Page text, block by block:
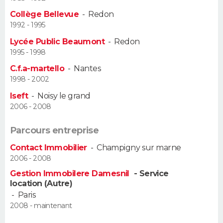
Alimentation
Guide de la santé
Maladies
Médicaments
Sommeil
VOYAGE
Destinations
City break
Voyage nature
Voyage de noces
Forum
Climat
+
PHOTO
GUIDES D'ACHAT
BONS PLANS
Carte de Noël
Carte Bonne année
Carte Saint-Valentin
Carte Pâques
Carte d'anniversaire
Dictionnaire
Biographies
Citations
Expressions
Proverbes
PROGRAMME TV
COPAINS D'AVANT
S'inscrire
Se connecter
Lycées
Collèges
Primaires
Universités
Entreprises
Service militaire
Avis de recherche
AVIS DE DÉCÈS
Collège Bellevue - Redon
1992 - 1995
Lycée Public Beaumont- Redon
1995 - 1998
C.f.a-martello- Nantes
1998 - 2002
Iseft- Noisy le grand
2006 - 2008
Parcours entreprise
Contact Immobilier-Champigny sur marne
2006 - 2008
Gestion Immobilere Damesnil - Service
location (Autre)
- Paris
2008 - maintenant